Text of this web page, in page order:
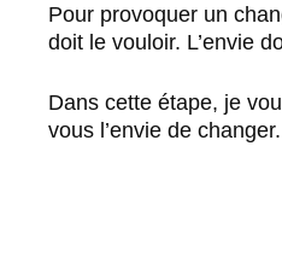
Pour provoquer un
doit le vouloir. L’envie
Dans cette étape, je
vous l’envie de changer.